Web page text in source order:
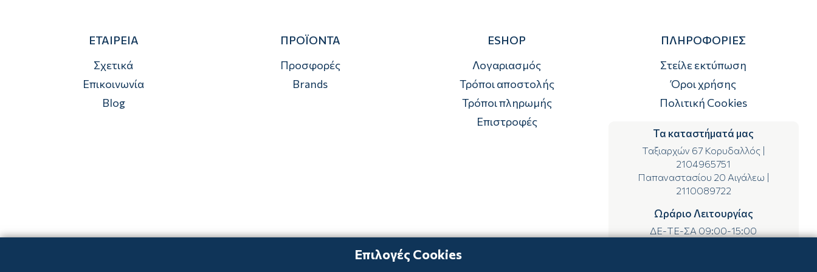
ΕΤΑΙΡΕΙΑ
Σχετικά
Επικοινωνία
Blog
ΠΡΟΪΟΝΤΑ
Προσφορές
Brands
ESHOP
Λογαριασμός
Τρόποι αποστολής
Τρόποι πληρωμής
Επιστροφές
ΠΛΗΡΟΦΟΡΙΕΣ
Στείλε εκτύπωση
Όροι χρήσης
Πολιτική Cookies
Τα καταστήματά μας
Ταξιαρχών 67 Κορυδαλλός|
2104965751
Παπαναστασίου 20 Αιγάλεω |
2110089722
Ωράριο Λειτουργίας
ΔΕ-ΤΕ-ΣΑ 09:00-15:00
Επιλογές Cookies